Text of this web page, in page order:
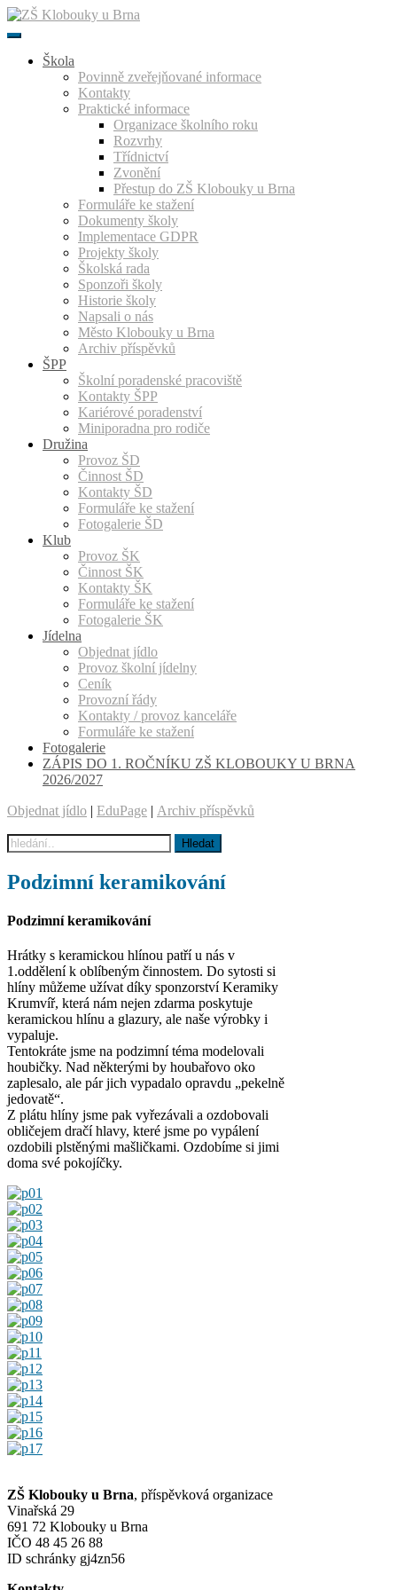
Přeskočit
k
Škola
Povinně zveřejňované informace
Kontakty
Praktické informace
Organizace školního roku
Rozvrhy
Třídnictví
Zvonění
Přestup do ZŠ Klobouky u Brna
Formuláře ke stažení
Dokumenty školy
Implementace GDPR
Projekty školy
Školská rada
Sponzoři školy
Historie školy
Napsali o nás
Město Klobouky u Brna
Archiv příspěvků
ŠPP
Školní poradenské pracoviště
Kontakty ŠPP
Kariérové poradenství
Miniporadna pro rodiče
Družina
Provoz ŠD
Činnost ŠD
Kontakty ŠD
Formuláře ke stažení
Fotogalerie ŠD
Klub
Provoz ŠK
Činnost ŠK
Kontakty ŠK
Formuláře ke stažení
Fotogalerie ŠK
Jídelna
Objednat jídlo
Provoz školní jídelny
Ceník
Provozní řády
Kontakty / provoz kanceláře
Formuláře ke stažení
Fotogalerie
ZÁPIS DO 1. ROČNÍKU ZŠ KLOBOUKY U BRNA
2026/2027
Objednat jídlo | EduPage | Archiv příspěvků
Podzimní keramikování
Podzimní keramikování
Hrátky s keramickou hlínou patří u nás v
1.oddělení k oblíbeným činnostem. Do sytosti si
hlíny můžeme užívat díky sponzorství Keramiky
Krumvíř, která nám nejen zdarma poskytuje
keramickou hlínu a glazury, ale naše výrobky i
vypaluje.
Tentokráte jsme na podzimní téma modelovali
houbičky. Nad některými by houbařovo oko
zaplesalo, ale pár jich vypadalo opravdu „pekelně
jedovatě“.
Z plátu hlíny jsme pak vyřezávali a ozdobovali
obličejem dračí hlavy, které jsme po vypálení
ozdobili plstěnými mašličkami. Ozdobíme si jimi
doma své pokojíčky.
ZŠ Klobouky u Brna, příspěvková organizace
Vinařská 29
691 72 Klobouky u Brna
IČO 48 45 26 88
ID schránky gj4zn56